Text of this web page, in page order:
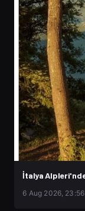
İtalya Alpleri'nde
6 Aug 2026, 23:56